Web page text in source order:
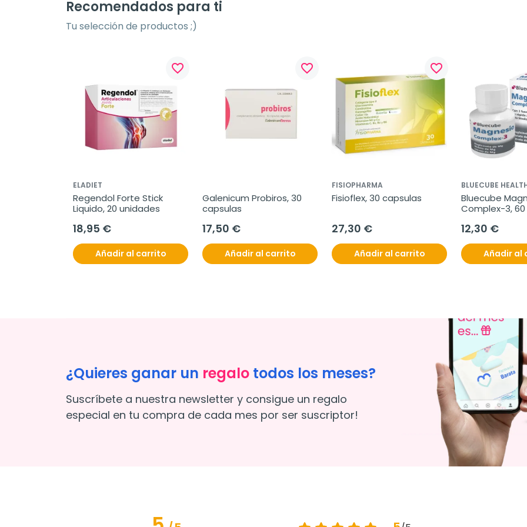
Recomendados para ti
Tu selección de productos ;)
favorite_border
ELADIET
Regendol Forte Stick
Liquido, 20 unidades
18,95 €
Añadir al carrito
favorite_border
Galenicum Probiros, 30
capsulas
17,50 €
Añadir al carrito
favorite_border
FISIOPHARMA
Fisioflex, 30 capsulas
27,30 €
Añadir al carrito
BLUECUBE
Bluecube
Complex-3,
12,30 €
Añadir al
¿Quieres ganar un regalo todos los meses?
Suscríbete a nuestra newsletter y consigue un regalo
especial en tu compra de cada mes por ser suscriptor!